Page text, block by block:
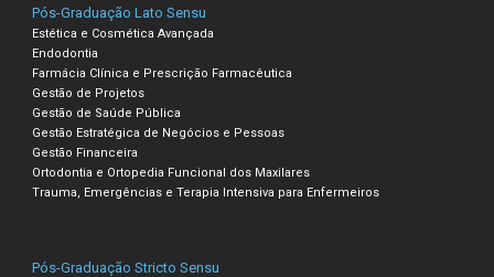
Pós-Graduação Lato Sensu
Estética e Cosmética Avançada
Endodontia
Farmácia Clínica e Prescrição Farmacêutica
Gestão de Projetos
Gestão de Saúde Pública
Gestão Estratégica de Negócios e Pessoas
Gestão Financeira
Ortodontia e Ortopedia Funcional dos Maxilares
Trauma, Emergências e Terapia Intensiva para Enfermeiros
Pós-Graduação Stricto Sensu